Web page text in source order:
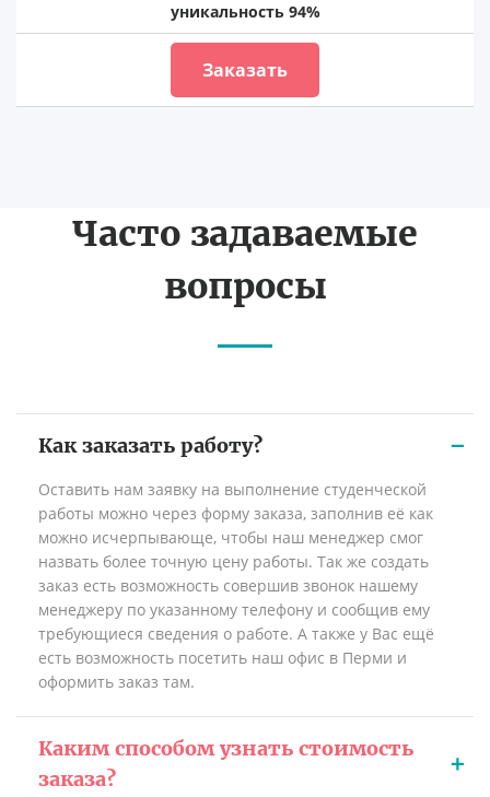
уникальность 94%
Заказать
Часто задаваемые
вопросы
Как заказать работу?
Оставить нам заявку на выполнение студенческой
работы можно через форму заказа, заполнив её как
можно исчерпывающе, чтобы наш менеджер смог
назвать более точную цену работы. Так же создать
заказ есть возможность совершив звонок нашему
менеджеру по указанному телефону и сообщив ему
требующиеся сведения о работе. А также у Вас ещё
есть возможность посетить наш офис в Перми и
оформить заказ там.
Каким способом узнать стоимость
заказа?